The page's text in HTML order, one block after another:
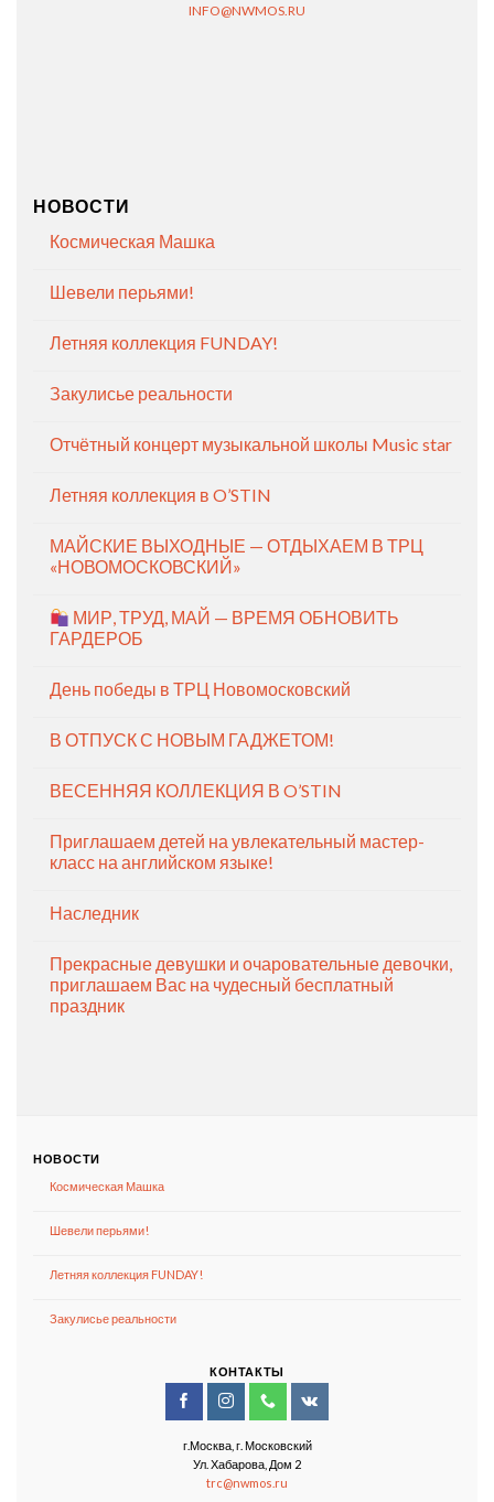
INFO@NWMOS.RU
НОВОСТИ
Космическая Машка
Шевели перьями!
Летняя коллекция FUNDAY!
Закулисье реальности
Отчётный концерт музыкальной школы Music star
Летняя коллекция в O’STIN
МАЙСКИЕ ВЫХОДНЫЕ — ОТДЫХАЕМ В ТРЦ
«НОВОМОСКОВСКИЙ»
МИР, ТРУД, МАЙ — ВРЕМЯ ОБНОВИТЬ
ГАРДЕРОБ
День победы в ТРЦ Новомосковский
В ОТПУСК С НОВЫМ ГАДЖЕТОМ!
ВЕСЕННЯЯ КОЛЛЕКЦИЯ В O’STIN
Приглашаем детей на увлекательный мастер-
класс на английском языке!
Наследник
Прекрасные девушки и очаровательные девочки,
приглашаем Вас на чудесный бесплатный
праздник
НОВОСТИ
Космическая Машка
Шевели перьями!
Летняя коллекция FUNDAY!
Закулисье реальности
КОНТАКТЫ
г.Москва, г. Московский
Ул. Хабарова, Дом 2
trc@nwmos.ru